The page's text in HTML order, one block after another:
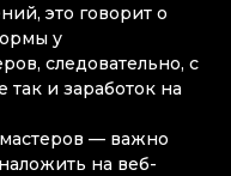
это говорит о
у
следовательно, с
так и заработок на
— важно
на веб-